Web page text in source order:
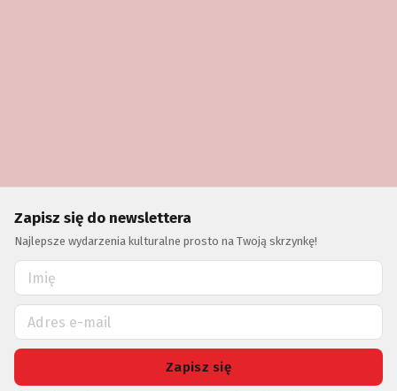
Zapisz się do newslettera
Najlepsze wydarzenia kulturalne prosto na Twoją skrzynkę!
Zapisz się